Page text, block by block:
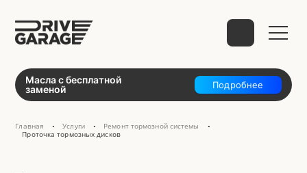
Масла с бесплатной
заменой
Подробнее
Главная • Услуги • Ремонт тормозной системы •
Проточка тормозных дисков
Выберите способ связи